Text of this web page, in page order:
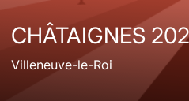
CHÂTAIGNES
Villeneuve-le-Roi